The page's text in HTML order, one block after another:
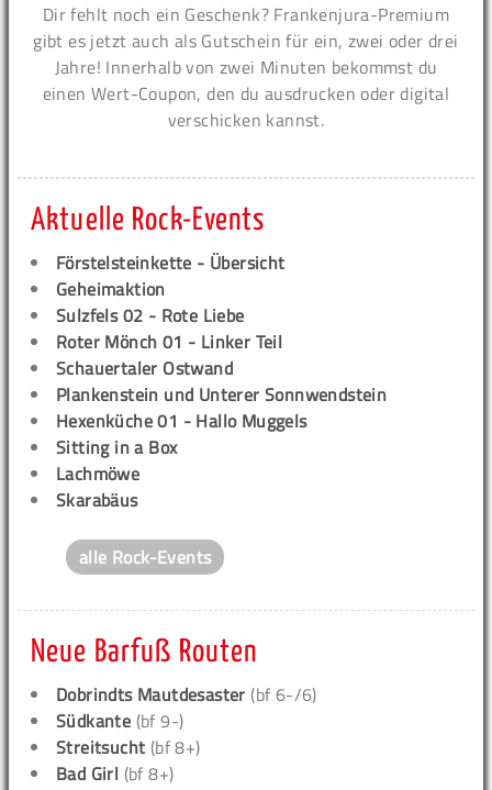
Dir fehlt noch ein Geschenk? Frankenjura-Premium
gibt es jetzt auch als Gutschein für ein, zwei oder drei
Jahre! Innerhalb von zwei Minuten bekommst du
einen Wert-Coupon, den du ausdrucken oder digital
verschicken kannst.
Aktuelle Rock-Events
Förstelsteinkette - Übersicht
Geheimaktion
Sulzfels 02 - Rote Liebe
Roter Mönch 01 - Linker Teil
Schauertaler Ostwand
Plankenstein und Unterer Sonnwendstein
Hexenküche 01 - Hallo Muggels
Sitting in a Box
Lachmöwe
Skarabäus
alle Rock-Events
Neue Barfuß Routen
Dobrindts Mautdesaster (bf 6-/6)
Südkante (bf 9-)
Streitsucht (bf 8+)
Bad Girl (bf 8+)